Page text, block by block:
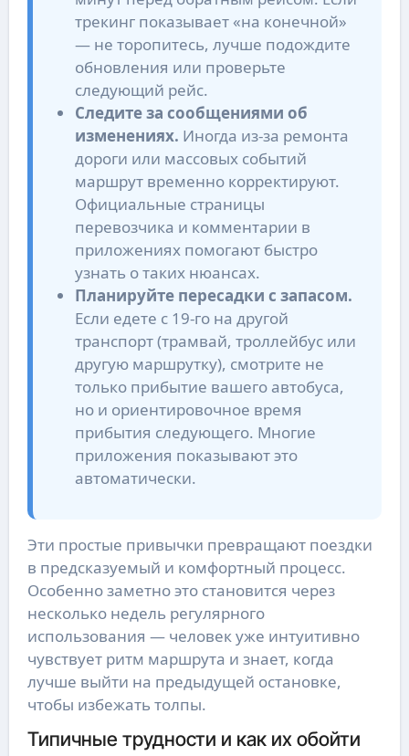
трекинг показывает «на конечной»
— не торопитесь, лучше подождите
обновления или проверьте
следующий рейс.
Следите за сообщениями об
изменениях. Иногда из-за ремонта
дороги или массовых событий
маршрут временно корректируют.
Официальные страницы
перевозчика и комментарии в
приложениях помогают быстро
узнать о таких нюансах.
Планируйте пересадки с запасом.
Если едете с 19-го на другой
транспорт (трамвай, троллейбус или
другую маршрутку), смотрите не
только прибытие вашего автобуса,
но и ориентировочное время
прибытия следующего. Многие
приложения показывают это
автоматически.
Эти простые привычки превращают поездки
в предсказуемый и комфортный процесс.
Особенно заметно это становится через
несколько недель регулярного
использования — человек уже интуитивно
чувствует ритм маршрута и знает, когда
лучше выйти на предыдущей остановке,
чтобы избежать толпы.
Типичные трудности и как их обойти